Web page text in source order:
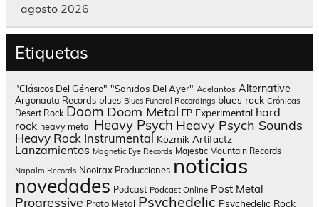
agosto 2026
Etiquetas
"Clásicos Del Género" "Sonidos Del Ayer" Adelantos Alternative
Argonauta Records blues Blues Funeral Recordings blues rock Crónicas
Desert Rock Doom Doom Metal EP Experimental hard
rock heavy metal Heavy Psych Heavy Psych Sounds
Heavy Rock Instrumental Kozmik Artifactz
Lanzamientos Magnetic Eye Records Majestic Mountain Records
Napalm Records Nooirax Producciones noticias
novedades Podcast Podcast Online Post Metal
Progressive Proto Metal Psychedelic Psychedelic Rock